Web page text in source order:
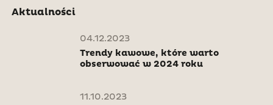
Aktualności
04.12.2023
Trendy kawowe, które warto
obserwować w 2024 roku
11.10.2023